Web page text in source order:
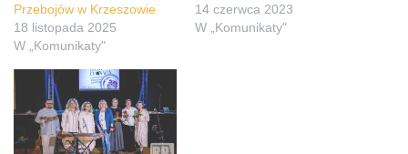
Przebojów w Krzeszowie
18 listopada 2025
W „Komunikaty"
14 czerwca 2023
W „Komunikaty"